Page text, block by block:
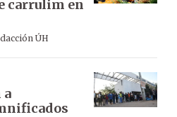
carrulim en
ÚH
a